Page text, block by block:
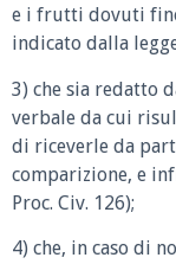
e i frutti dovuti
indicato dalla
3) che sia redatto
verbale da cui
di riceverle da
comparizione, e
Proc. Civ. 126);
4) che, in caso di